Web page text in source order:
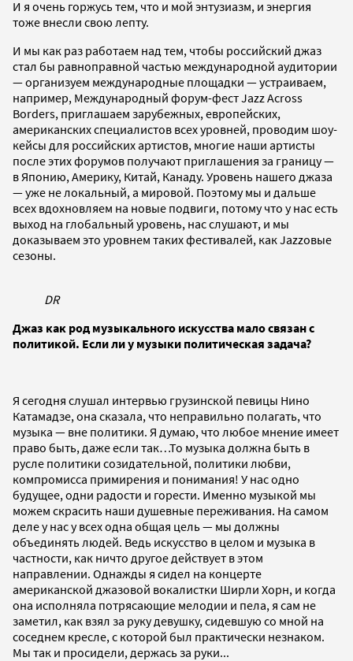
И я очень горжусь тем, что и мой энтузиазм, и энергия
тоже внесли свою лепту.
И мы как раз работаем над тем, чтобы российский джаз
стал бы равноправной частью международной аудитории
— организуем международные площадки — устраиваем,
например, Международный форум-фест Jazz Across
Borders, приглашаем зарубежных, европейских,
американских специалистов всех уровней, проводим шоу-
кейсы для российских артистов, многие наши артисты
после этих форумов получают приглашения за границу —
в Японию, Америку, Китай, Канаду. Уровень нашего джаза
— уже не локальный, а мировой. Поэтому мы и дальше
всех вдохновляем на новые подвиги, потому что у нас есть
выход на глобальный уровень, нас слушают, и мы
доказываем это уровнем таких фестивалей, как Jazzoвые
сезоны.
DR
Джаз как род музыкального искусства мало связан с
политикой. Если ли у музыки политическая задача?
Я сегодня слушал интервью грузинской певицы Нино
Катамадзе, она сказала, что неправильно полагать, что
музыка — вне политики. Я думаю, что любое мнение имеет
право быть, даже если так…То музыка должна быть в
русле политики созидательной, политики любви,
компромисса примирения и понимания! У нас одно
будущее, одни радости и горести. Именно музыкой мы
можем скрасить наши душевные переживания. На самом
деле у нас у всех одна общая цель — мы должны
объединять людей. Ведь искусство в целом и музыка в
частности, как ничто другое действует в этом
направлении. Однажды я сидел на концерте
американской джазовой вокалистки Ширли Хорн, и когда
она исполняла потрясающие мелодии и пела, я сам не
заметил, как взял за руку девушку, сидевшую со мной на
соседнем кресле, с которой был практически незнаком.
Мы так и просидели, держась за руки...